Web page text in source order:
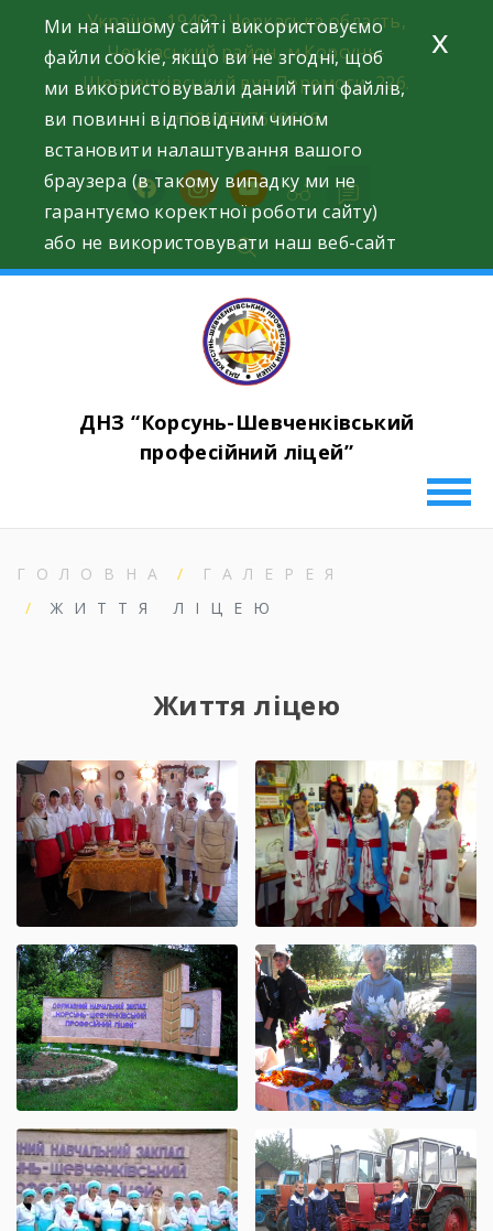
content
Україна, 19402, Черкаська область,
Черкаський район, м.Корсунь-
Шевченківський вул.Перемоги, 226.
+38(067)7619618
facebookinstagram
youtube
ДНЗ “Корсунь-Шевченківський
професійний ліцей”
ГОЛОВНА
ГАЛЕРЕЯ
ЖИТТЯ ЛІЦЕЮ
Життя ліцею
Ми на нашому сайті використовуємо
файли cookie, якщо ви не згодні, щоб
ми використовували даний тип файлів,
ви повинні відповідним чином
встановити налаштування вашого
браузера (в такому випадку ми не
гарантуємо коректної роботи сайту)
або не використовувати наш веб-сайт
x